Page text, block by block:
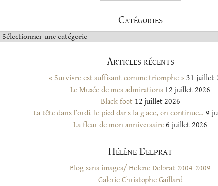
Catégories
Catégories
Articles récents
« Survivre est suffisant comme triomphe » 31 juillet
Le Musée de mes admirations 12 juillet 2026
Black foot 12 juillet 2026
La tête dans l’ordi, le pied dans la glace, on continue… 9
La fleur de mon anniversaire 6 juillet 2026
Hélène Delprat
Blog sans images/ Helene Delprat 2004-2009
Galerie Christophe Gaillard